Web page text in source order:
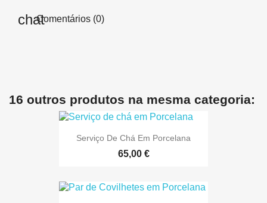
Comentários (0)
16 outros produtos na mesma categoria:
Serviço De Chá Em Porcelana
65,00 €